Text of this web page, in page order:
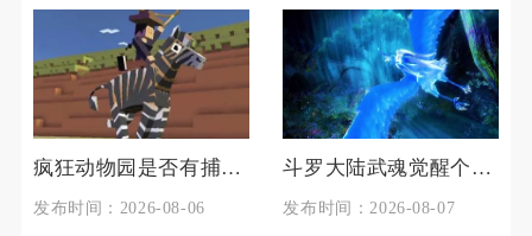
疯狂动物园是否有捕获七彩魔法牛的技巧
发布时间：2026-08-06
斗罗大陆武魂觉醒个人训练如何准备
发布时间：2026-08-07